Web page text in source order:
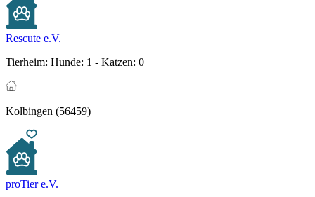
Rescute e.V.
Tierheim: Hunde: 1 - Katzen: 0
Kolbingen (56459)
proTier e.V.